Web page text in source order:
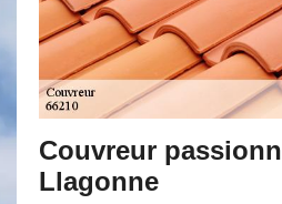
passionné à La